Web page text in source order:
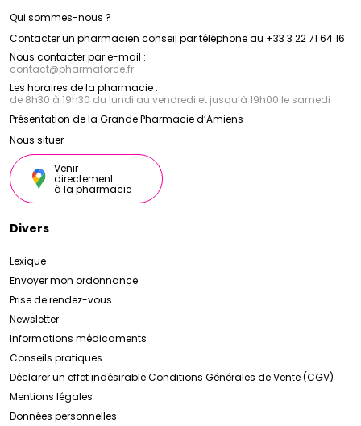
Qui sommes-nous ?
Contacter un pharmacien conseil par téléphone au +33 3 22 71 64 16
Nous contacter par e-mail :
contact@pharmaforce.fr
Les horaires de la pharmacie :
de 8h30 à 19h30 du lundi au vendredi et jusqu’à 19h00 le samedi
Présentation de la Grande Pharmacie d’Amiens
Nous situer
Venir
directement
à la pharmacie
Divers
Lexique
Envoyer mon ordonnance
Prise de rendez-vous
Newsletter
Informations médicaments
Conseils pratiques
Déclarer un effet indésirableConditions Générales de Vente (CGV)
Mentions légales
Données personnelles